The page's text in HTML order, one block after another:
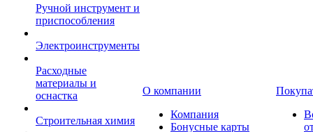
Ручной инструмент и
приспособления
Электроинструменты
Расходные
материалы и
оснастка
Строительная химия
О компании
Компания
Бонусные карты